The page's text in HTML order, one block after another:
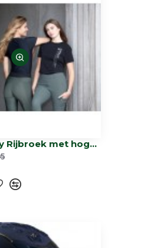
Catago Aroy Rijbroek met hoge taille en volledige grip